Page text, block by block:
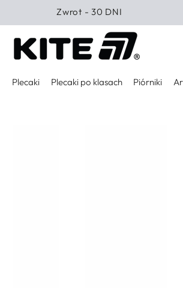
Zwrot - 30 DNI
Plecaki Plecaki po klasach Piórniki